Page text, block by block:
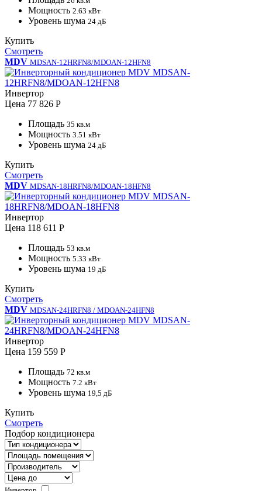
Мощность 2.63 кВт
Уровень шума 24 дБ
Купить
Смотреть
MDV MDSAN-12HRFN8/MDOAN-12HFN8
Инвертор
Цена 77 826 Р
Площадь 35 кв.м
Мощность 3.51 кВт
Уровень шума 24 дБ
Купить
Смотреть
MDV MDSAN-18HRFN8/MDOAN-18HFN8
Инвертор
Цена 118 611 Р
Площадь 53 кв.м
Мощность 5.33 кВт
Уровень шума 19 дБ
Купить
Смотреть
MDV MDSAN-24HRFN8 / MDOAN-24HFN8
Инвертор
Цена 159 559 Р
Площадь 72 кв.м
Мощность 7.2 кВт
Уровень шума 19,5 дБ
Купить
Смотреть
Подбор кондиционера